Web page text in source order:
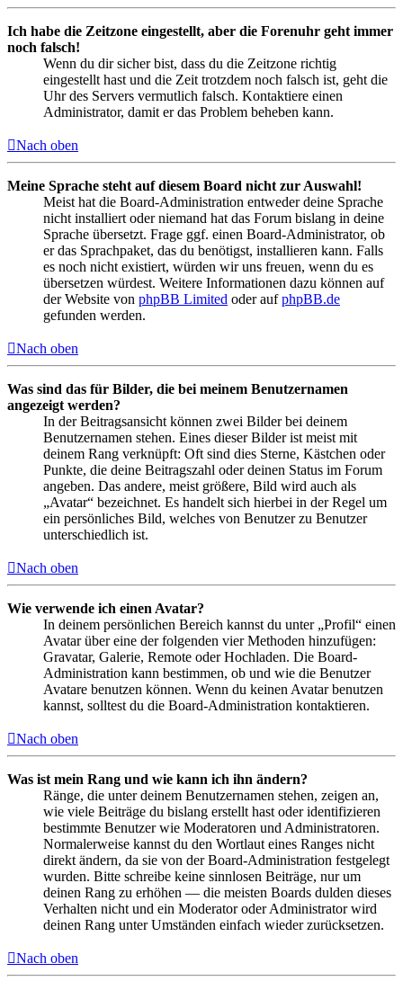
Ich habe die Zeitzone eingestellt, aber die Forenuhr geht immer
noch falsch!
Wenn du dir sicher bist, dass du die Zeitzone richtig
eingestellt hast und die Zeit trotzdem noch falsch ist, geht die
Uhr des Servers vermutlich falsch. Kontaktiere einen
Administrator, damit er das Problem beheben kann.
Nach oben
Meine Sprache steht auf diesem Board nicht zur Auswahl!
Meist hat die Board-Administration entweder deine Sprache
nicht installiert oder niemand hat das Forum bislang in deine
Sprache übersetzt. Frage ggf. einen Board-Administrator, ob
er das Sprachpaket, das du benötigst, installieren kann. Falls
es noch nicht existiert, würden wir uns freuen, wenn du es
übersetzen würdest. Weitere Informationen dazu können auf
der Website von phpBB Limited oder aufphpBB.de
gefunden werden.
Nach oben
Was sind das für Bilder, die bei meinem Benutzernamen
angezeigt werden?
In der Beitragsansicht können zwei Bilder bei deinem
Benutzernamen stehen. Eines dieser Bilder ist meist mit
deinem Rang verknüpft: Oft sind dies Sterne, Kästchen oder
Punkte, die deine Beitragszahl oder deinen Status im Forum
angeben. Das andere, meist größere, Bild wird auch als
„Avatar“ bezeichnet. Es handelt sich hierbei in der Regel um
ein persönliches Bild, welches von Benutzer zu Benutzer
unterschiedlich ist.
Nach oben
Wie verwende ich einen Avatar?
In deinem persönlichen Bereich kannst du unter „Profil“ einen
Avatar über eine der folgenden vier Methoden hinzufügen:
Gravatar, Galerie, Remote oder Hochladen. Die Board-
Administration kann bestimmen, ob und wie die Benutzer
Avatare benutzen können. Wenn du keinen Avatar benutzen
kannst, solltest du die Board-Administration kontaktieren.
Nach oben
Was ist mein Rang und wie kann ich ihn ändern?
Ränge, die unter deinem Benutzernamen stehen, zeigen an,
wie viele Beiträge du bislang erstellt hast oder identifizieren
bestimmte Benutzer wie Moderatoren und Administratoren.
Normalerweise kannst du den Wortlaut eines Ranges nicht
direkt ändern, da sie von der Board-Administration festgelegt
wurden. Bitte schreibe keine sinnlosen Beiträge, nur um
deinen Rang zu erhöhen — die meisten Boards dulden dieses
Verhalten nicht und ein Moderator oder Administrator wird
deinen Rang unter Umständen einfach wieder zurücksetzen.
Nach oben